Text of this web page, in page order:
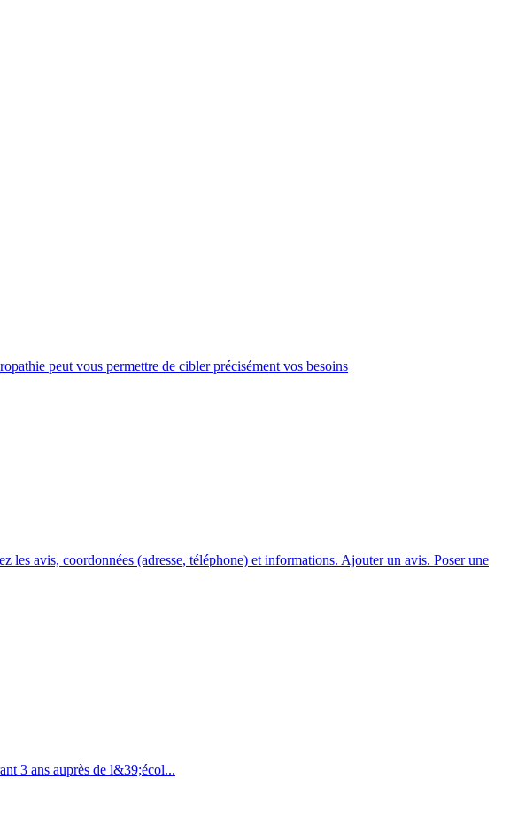
peut vous permettre de cibler précisément vos besoins
avis, coordonnées (adresse, téléphone) et informations. Ajouter un avis. Poser une
3 ans auprès de l&39;écol...